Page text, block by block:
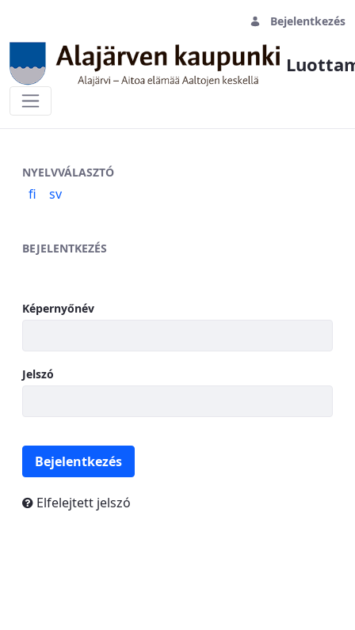
Bejelentkezés
Sisäänkirjautuminen
NYELVVÁLASZTÓ
fi sv
BEJELENTKEZÉS
Képernyőnév
Jelszó
Bejelentkezés
Elfelejtett jelszó